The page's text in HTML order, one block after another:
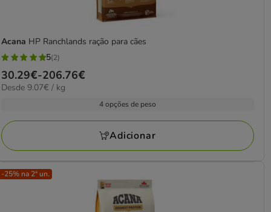
Acana HP Ranchlands ração para cães
5
estrelas
com
avaliações
5(2)
Preço
de
206.76€
30.29€-206.76€
9.07€
Desde 9.07€ / kg
4 opções de peso
Adicionar
-25% na 2ª un.